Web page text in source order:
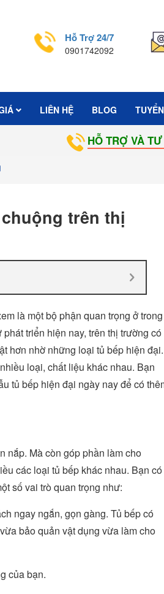
Hỗ Trợ 24/7
0901742092
LIÊN HỆ BLOG
TRỢ VÀ TƯ VẤN BÁO GIÁ
trên thị
là một bộ phận quan trọng ở trong
triển hiện nay, trên thị trường có
hơn nhờ những loại tủ bếp hiện đại.
loại, chất liệu khác nhau. Bạn
tủ bếp hiện đại ngày nay để có
nắp. Mà còn góp phần làm cho
các loại tủ bếp khác nhau. Bạn có
số vai trò quan trọng như:
ngay ngắn, gọn gàng. Tủ bếp có
bảo quản vật dụng vừa làm cho
của bạn.